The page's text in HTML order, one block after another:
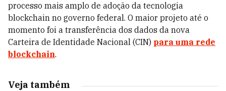
processo mais amplo de adoção da tecnologia
blockchain no governo federal. O maior projeto até o
momento foi a transferência dos dados da nova
Carteira de Identidade Nacional (CIN) para uma rede
blockchain.
Veja também